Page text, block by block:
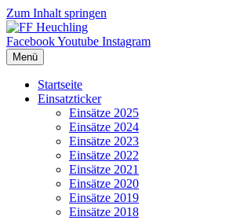
Zum Inhalt springen
FacebookYoutube Instagram
Menü
Startseite
Einsatzticker
Einsätze 2025
Einsätze 2024
Einsätze 2023
Einsätze 2022
Einsätze 2021
Einsätze 2020
Einsätze 2019
Einsätze 2018